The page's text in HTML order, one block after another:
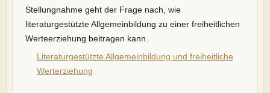
Stellungnahme geht der Frage nach, wie
literaturgestützte Allgemeinbildung zu einer freiheitlichen
Werteerziehung beitragen kann.
Literaturgestützte Allgemeinbildung und freiheitliche
Werterziehung